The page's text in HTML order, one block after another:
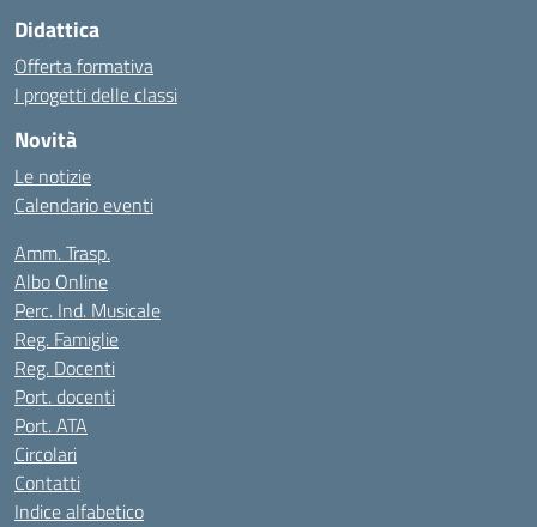
Didattica
Offerta formativa
I progetti delle classi
Novità
Le notizie
Calendario eventi
Amm. Trasp.
Albo Online
Perc. Ind. Musicale
Reg. Famiglie
Reg. Docenti
Port. docenti
Port. ATA
Circolari
Contatti
Indice alfabetico